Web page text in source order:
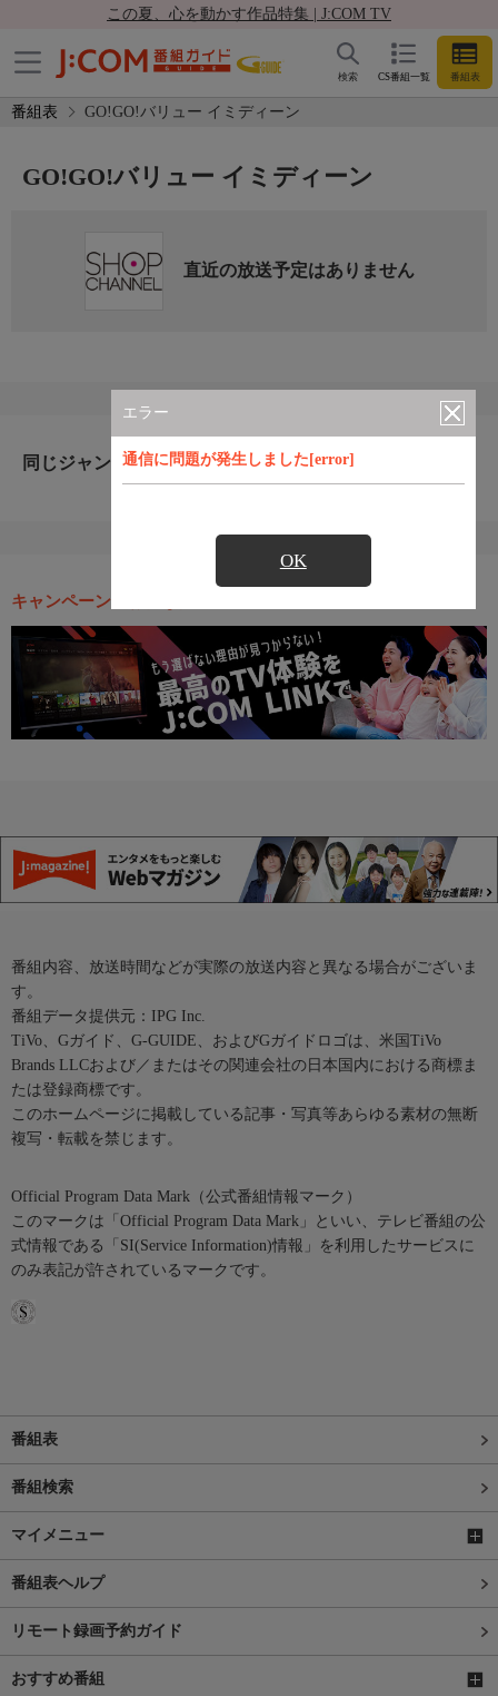
この夏、心を動かす作品特集 | J:COM TV
CS番組一覧 番組表
検索
番組表 GO!GO!バリュー イミディーン
エラー
通信に問題が発生しました[error]
OK
GO!GO!バリュー イミディーン
直近の放送予定はありません
同じジャンルのおすすめ番組
キャンペーン・お得な情報
番組内容、放送時間などが実際の放送内容と異なる場合がございま
す。
番組データ提供元：IPG Inc.
TiVo、Gガイド、G-GUIDE、およびGガイドロゴは、米国TiVo
Brands LLCおよび／またはその関連会社の日本国内における商標ま
たは登録商標です。
このホームページに掲載している記事・写真等あらゆる素材の無断
複写・転載を禁じます。
Official Program Data Mark（公式番組情報マーク）
このマークは「Official Program Data Mark」といい、テレビ番組の公
式情報である「SI(Service Information)情報」を利用したサービスに
のみ表記が許されているマークです。
番組表
番組検索
マイメニュー
番組表ヘルプ
リモート録画予約ガイド
おすすめ番組